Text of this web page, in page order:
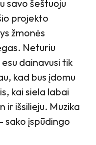
savo šeštuoju
projekto
žmonės
Neturiu
dainavusi tik
kad bus įdomu
kai siela labai
ir išsilieju. Muzika
sako įspūdingo